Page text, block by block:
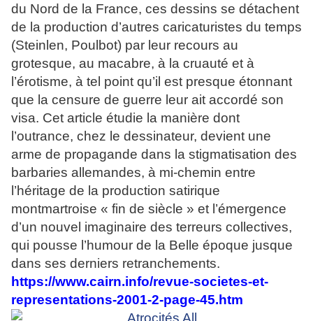
du Nord de la France, ces dessins se détachent
de la production d’autres caricaturistes du temps
(Steinlen, Poulbot) par leur recours au
grotesque, au macabre, à la cruauté et à
l’érotisme, à tel point qu’il est presque étonnant
que la censure de guerre leur ait accordé son
visa. Cet article étudie la manière dont
l’outrance, chez le dessinateur, devient une
arme de propagande dans la stigmatisation des
barbaries allemandes, à mi-chemin entre
l’héritage de la production satirique
montmartroise « fin de siècle » et l’émergence
d’un nouvel imaginaire des terreurs collectives,
qui pousse l’humour de la Belle époque jusque
dans ses derniers retranchements.
https://www.cairn.info/revue-societes-et-
representations-2001-2-page-45.htm